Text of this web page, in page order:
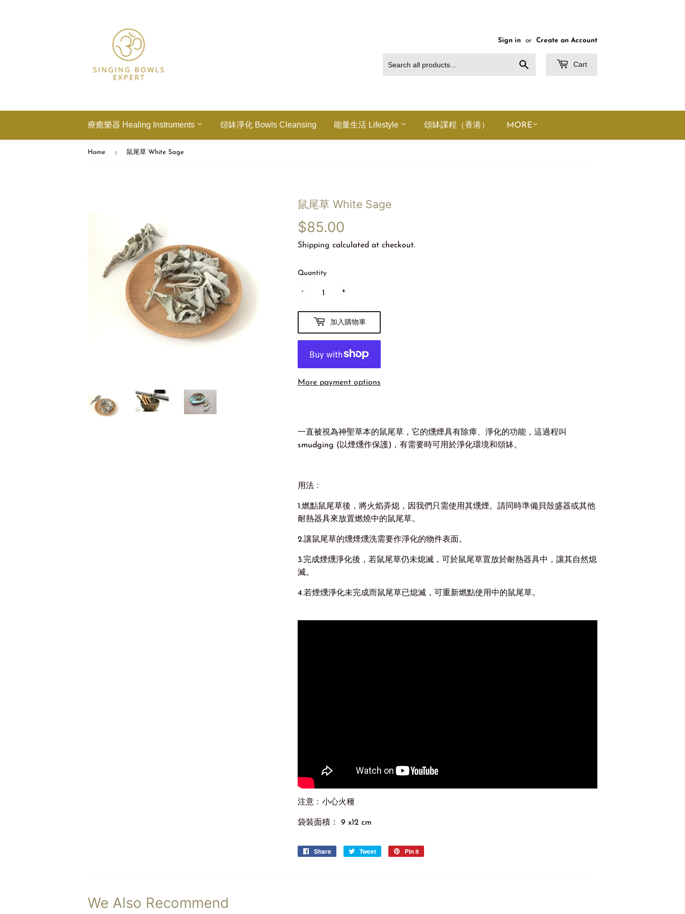
Sign in or Create an Account
Cart
療癒樂器 Healing Instruments 頌缽淨化 Bowls Cleansing 能量生活 Lifestyle 頌缽課程（香港） MORE
Home › 鼠尾草 White Sage
鼠尾草 White Sage
$85.00
Shipping calculated at checkout.
Quantity
+
-
加入購物車
More payment options
一直被視為神聖草本的鼠尾草，它的燻煙具有除瘴、淨化的功能，這過程叫
smudging (以煙燻作保護)，有需要時可用於淨化環境和頌缽。
用法﹕
1.燃點鼠尾草後，將火焰弄熄，因我們只需使用其燻煙。請同時準備貝殼盛器或其他
耐熱器具來放置燃燒中的鼠尾草。
2.讓鼠尾草的燻煙燻洗需要作淨化的物件表面。
3.完成煙燻淨化後，若鼠尾草仍未熄滅，可於鼠尾草置放於耐熱器具中，讓其自然熄
滅。
4.若煙燻淨化未完成而鼠尾草已熄滅，可重新燃點使用中的鼠尾草。
注意﹕小心火種
袋裝面積： 9 x12 cm
Share
Share
Tweet
Tweet
Pin it
We Also Recommend